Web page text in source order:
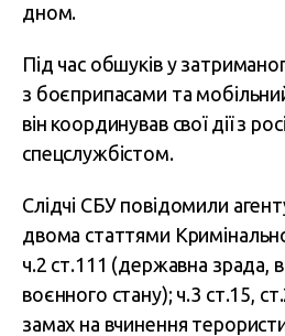
дном.
Під час обшуків у
з боєприпасами та
він координував свої дії з
спецслужбістом.
Слідчі СБУ повідомили
двома статтями
ч.2 ст.111 (державна зрада,
воєнного стану); ч.3 ст.15,
замах на вчинення